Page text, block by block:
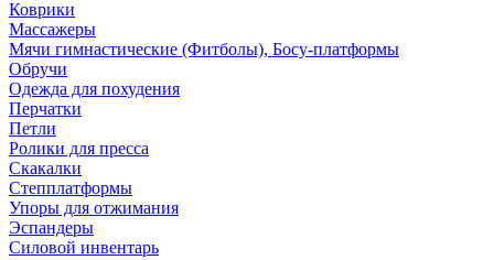
Коврики
Массажеры
Мячи гимнастические (Фитболы), Босу-платформы
Обручи
Одежда для похудения
Перчатки
Петли
Ролики для пресса
Скакалки
Степплатформы
Упоры для отжимания
Эспандеры
Силовой инвентарь